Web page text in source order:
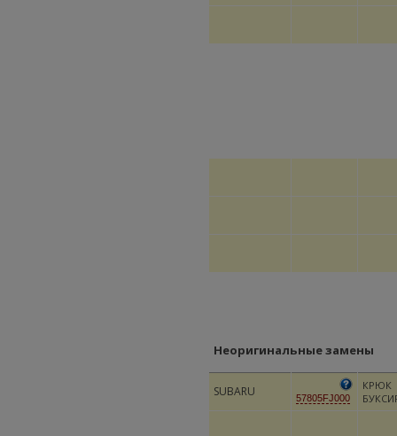
Неоригинальные замены
SUBARU 57805FJ000
КРЮК